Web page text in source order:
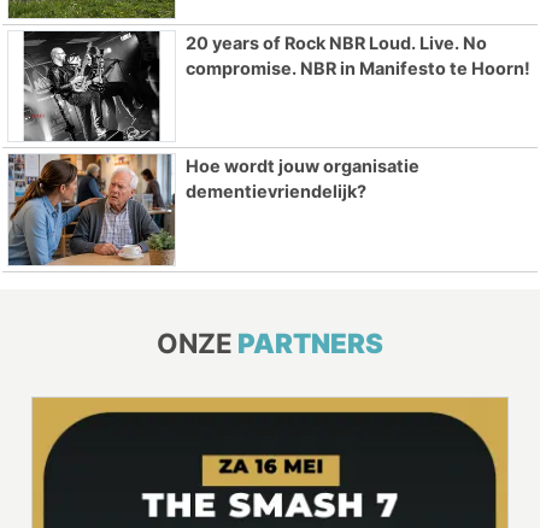
20 years of Rock NBR Loud. Live. No
compromise. NBR in Manifesto te Hoorn!
Hoe wordt jouw organisatie
dementievriendelijk?
ONZE PARTNERS